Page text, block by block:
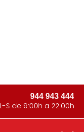
944 943 444
L-S de 9:00h a 22:00h